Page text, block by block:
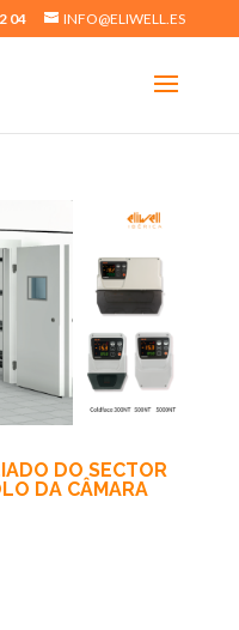
04 INFO@ELIWELL.ES
DO SECTOR
DA CÂMARA